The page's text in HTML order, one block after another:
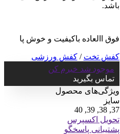
باشد.
فوق االعاده باکیفیت و خوش پا
کفش تخت /کفش ورزشی
موجود شد خبرم کن
تماس بگیرید
ویژگی‌های محصول
سایز
37, 38, 39, 40
تحویل اکسپرس
پشتیبانی پاسخگو